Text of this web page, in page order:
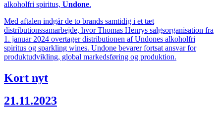
alkoholfri spiritus, Undone.
Med aftalen indgår de to brands samtidig i et tæt
distributionssamarbejde, hvor Thomas Henrys salgsorganisation fra
1. januar 2024 overtager distributionen af Undones alkoholfri
spiritus og sparkling wines. Undone bevarer fortsat ansvar for
produktudvikling, global markedsføring og produktion.
Kort nyt
21.11.2023